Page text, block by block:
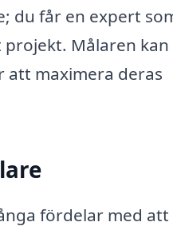
du får en expert
Målaren kan
att maximera deras
fördelar med att